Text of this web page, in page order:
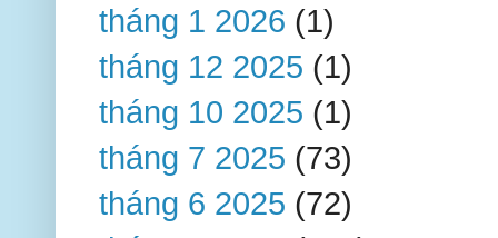
tháng 1 2026 (1)
tháng 12 2025 (1)
tháng 10 2025 (1)
tháng 7 2025 (73)
tháng 6 2025 (72)